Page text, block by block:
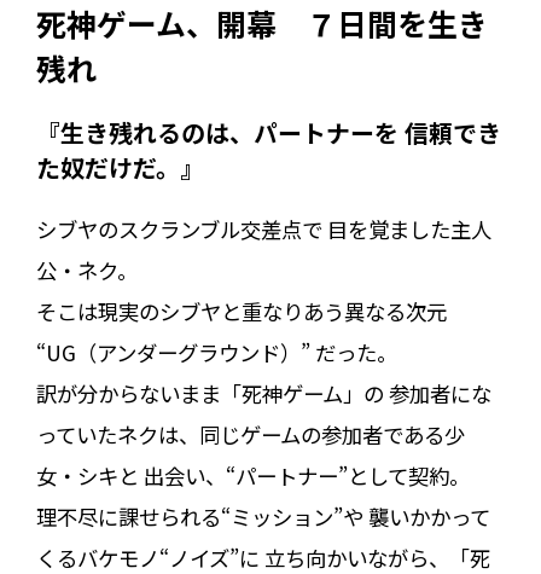
死神ゲーム、開幕 ７日間を生き
残れ
『生き残れるのは、パートナーを 信頼でき
た奴だけだ。』
シブヤのスクランブル交差点で 目を覚ました主人
公・ネク。
そこは現実のシブヤと重なりあう異なる次元
“UG（アンダーグラウンド）” だった。
訳が分からないまま「死神ゲーム」の 参加者にな
っていたネクは、同じゲームの参加者である少
女・シキと 出会い、“パートナー”として契約。
理不尽に課せられる“ミッション”や 襲いかかって
くるバケモノ“ノイズ”に 立ち向かいながら、「死